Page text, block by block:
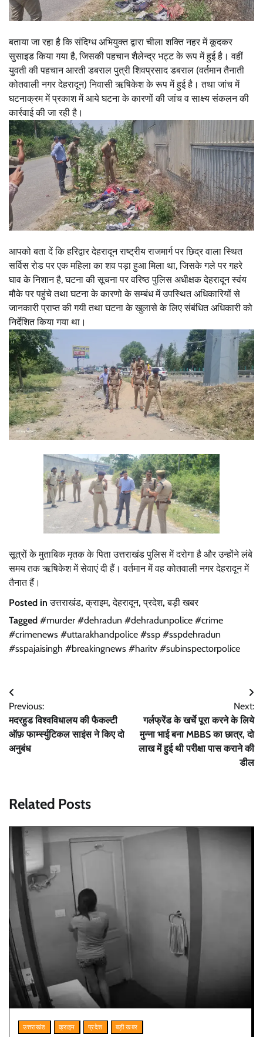
बताया जा रहा है कि संदिग्ध अभियुक्त द्वारा चीला शक्ति नहर में कूदकर
सुसाइड किया गया है, जिसकी पहचान शैलेन्द्र भट्ट के रूप में हुई है। वहीं
युवती की पहचान आरती डबराल पुत्री शिवप्रसाद डबराल (वर्तमान तैनाती
कोतवाली नगर देहरादून) निवासी ऋषिकेश के रूप में हुई है‌। तथा जांच में
घटनाक्रम में प्रकाश में आये घटना के कारणों की जांच व साक्ष्य संकलन की
कार्रवाई की जा रही है।
आपको बता दें कि हरिद्वार देहरादून राष्ट्रीय राजमार्ग पर छिद्र वाला स्थित
सर्विस रोड पर एक महिला का शव पड़ा हुआ मिला था, जिसके गले पर गहरे
घाव के निशान है, घटना की सूचना पर वरिष्ठ पुलिस अधीक्षक देहरादून स्वंय
मौके पर पहुंचे तथा घटना के कारणो के सम्बंध में उपस्थित अधिकारियों से
जानकारी प्राप्त की गयी तथा घटना के खुलासे के लिए संबंधित अधिकारी को
निर्देशित किया गया था।
सूत्रों के मुताबिक मृतक के पिता उत्तराखंड पुलिस में दरोगा है और उन्होंने लंबे
समय तक ऋषिकेश में सेवाएं दी हैं। वर्तमान में वह कोतवाली नगर देहरादून में
तैनात हैं।
Posted inउत्तराखंड,क्राइम,देहरादून,प्रदेश,बड़ी खबर
Tagged #murder #dehradun #dehradunpolice #crime
#crimenews #uttarakhandpolice #ssp #sspdehradun
#sspajaisingh #breakingnews #haritv #subinspectorpolice
Post
navigation
Previous:
मदरहुड विश्वविधालय की फैकल्टी
ऑफ़ फार्म्स्युटिकल साइंस ने किए दो
अनुबंध
Next:
गर्लफ्रेंड के खर्चे पूरा करने के लिये
मुन्ना भाई बना MBBS का छात्र, दो
लाख में हुई थी परीक्षा पास कराने की
डील
Related Posts
उत्तराखंड क्राइम प्रदेश बड़ी खबर